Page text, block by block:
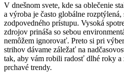
V dnešnom svete, kde sa oblečenie
a výroba je často globálne
zodpovedného prístupu. Vysoká
zdrojov prináša so sebou
nemôžem ignorovať. Preto si pri
strihov dávame záležať na
tak, aby vám robili radosť dlhé roky a
prchavé trendy.